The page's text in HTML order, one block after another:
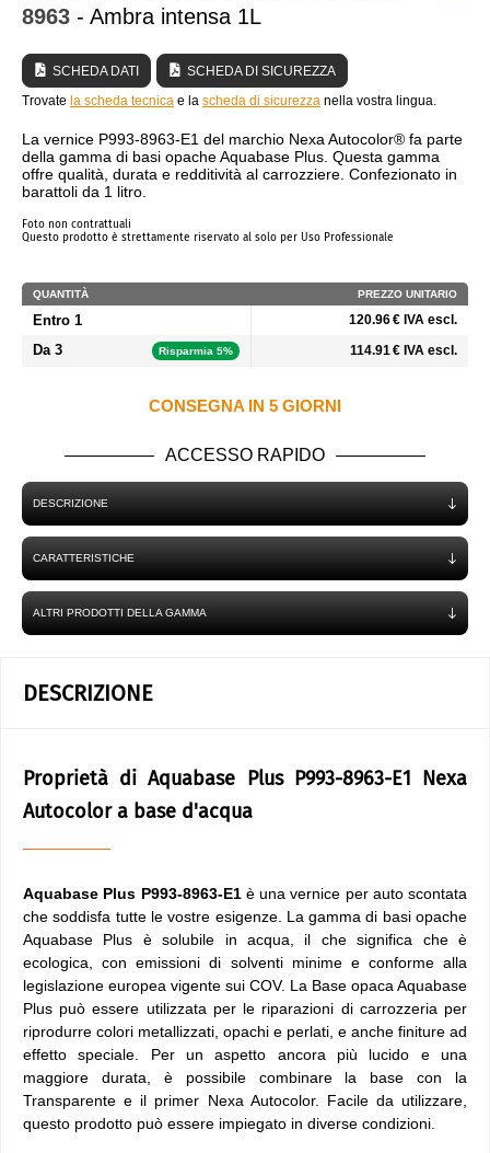
8963 - Ambra intensa 1L
SCHEDA DATI
SCHEDA DI SICUREZZA
Trovate la scheda tecnica e la scheda di sicurezza nella vostra lingua.
La vernice P993-8963-E1 del marchio Nexa Autocolor® fa parte
della gamma di basi opache Aquabase Plus. Questa gamma
offre qualità, durata e redditività al carrozziere. Confezionato in
barattoli da 1 litro.
Foto non contrattuali
Questo prodotto è strettamente riservato al solo per Uso Professionale
QUANTITÀ PREZZO UNITARIO
Entro 1 120.96 € IVA escl.
Da 3 Risparmia 5% 114.91 € IVA escl.
CONSEGNA IN 5 GIORNI
ACCESSO RAPIDO
DESCRIZIONE
CARATTERISTICHE
ALTRI PRODOTTI DELLA GAMMA
DESCRIZIONE
Proprietà di Aquabase Plus P993-8963-E1 Nexa
Autocolor a base d'acqua
Aquabase Plus P993-8963-E1è una vernice per auto scontata
che soddisfa tutte le vostre esigenze. La gamma di basi opache
Aquabase Plus è solubile in acqua, il che significa che è
ecologica, con emissioni di solventi minime e conforme alla
legislazione europea vigente sui COV. La Base opaca Aquabase
Plus può essere utilizzata per le riparazioni di carrozzeria per
riprodurre colori metallizzati, opachi e perlati, e anche finiture ad
effetto speciale. Per un aspetto ancora più lucido e una
maggiore durata, è possibile combinare la base con la
Transparente e il primer Nexa Autocolor. Facile da utilizzare,
questo prodotto può essere impiegato in diverse condizioni.